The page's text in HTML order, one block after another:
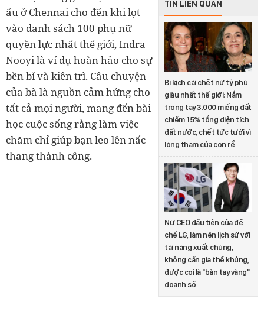
TIN LIÊN QUAN
Bi kịch cái chết nữ tỷ phú
giàu nhất thế giới: Nắm
trong tay 3.000 miếng đất
chiếm 15% tổng diện tích
đất nước, chết tức tưởi vì
lòng tham của con rể
Nữ CEO đầu tiên của đế
chế LG, làm nên lịch sử với
tài năng xuất chúng,
không cần gia thế khủng,
được coi là "bàn tay vàng"
doanh số
ấu ở Chennai cho đến khi lọt
vào danh sách 100 phụ nữ
quyền lực nhất thế giới, Indra
Nooyi là ví dụ hoàn hảo cho sự
bền bỉ và kiên trì. Câu chuyện
của bà là nguồn cảm hứng cho
tất cả mọi người, mang đến bài
học cuộc sống rằng làm việc
chăm chỉ giúp bạn leo lên nấc
thang thành công.